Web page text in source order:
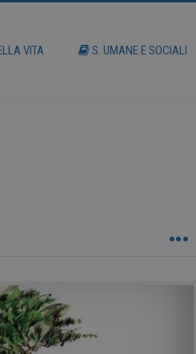
VITA S. UMANE E SOCIALI